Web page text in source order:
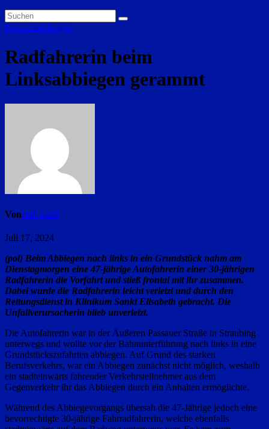
Polizeimeldungen
Radfahrerin beim
Linksabbiegen gerammt
Vonred_ra24
Juli 17, 2024
(pol) Beim Abbiegen nach links in ein Grundstück nahm am
Dienstagmorgen eine 47-jährige Autofahrerin einer 30-jährigen
Radfahrerin die Vorfahrt und stieß frontal mit ihr zusammen.
Dabei wurde die Radfahrerin leicht verletzt und durch den
Rettungsdienst in Klinikum Sankt Elisabeth gebracht. Die
Unfallverursacherin blieb unverletzt.
Die Autofahrerin war in der Äußeren Passauer Straße in Straubing
unterwegs und wollte vor der Bahnunterführung nach links in eine
Grundstückszufahrten abbiegen. Auf Grund des starken
Berufsverkehrs, war ein Abbiegen zunächst nicht möglich, weshalb
ein stadteinwärts fahrender Verkehrsteilnehmer aus dem
Gegenverkehr ihr das Abbiegen durch ein Anhalten ermöglichte.
Während des Abbiegevorgangs übersah die 47-Jährige jedoch eine
bevorrechtigte 30-jährige Fahrradfahrerin, welche ebenfalls